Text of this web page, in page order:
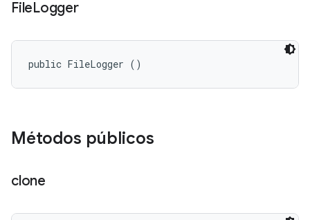
FileLogger
public FileLogger ()
Métodos públicos
clone